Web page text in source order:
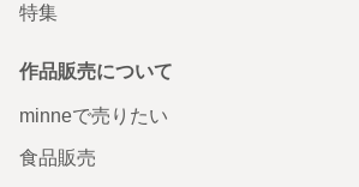
特集
作品販売について
minneで売りたい
食品販売